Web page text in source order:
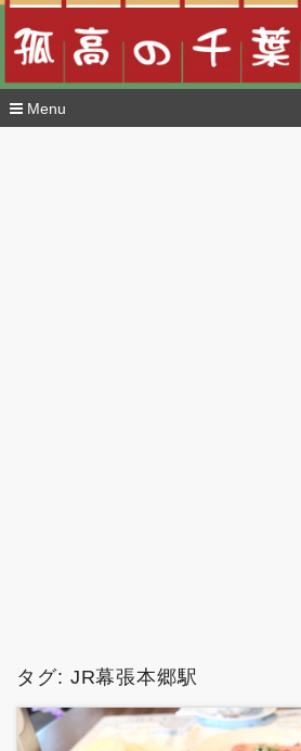
Menu
タグ: JR幕張本郷駅